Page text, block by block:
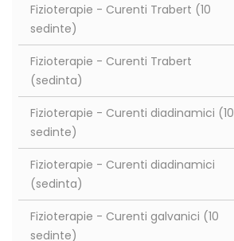
Fizioterapie - Curenti Trabert (10
sedinte)
Fizioterapie - Curenti Trabert
(sedinta)
Fizioterapie - Curenti diadinamici (10
sedinte)
Fizioterapie - Curenti diadinamici
(sedinta)
Fizioterapie - Curenti galvanici (10
sedinte)